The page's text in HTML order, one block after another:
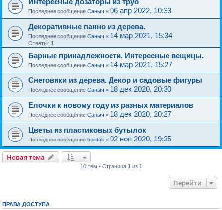
Интересные дозаторы из труб
Последнее сообщение Саныч « 06 апр 2022, 10:33
Декоративные панно из дерева.
Последнее сообщение Саныч « 14 мар 2021, 15:34
Ответы: 1
Барные принадлежности. Интересные вещицы.
Последнее сообщение Саныч « 14 мар 2021, 15:27
Снеговики из дерева. Декор и садовые фигуры
Последнее сообщение Саныч « 18 дек 2020, 20:30
Елочки к новому году из разных материалов
Последнее сообщение Саныч « 18 дек 2020, 20:27
Цветы из пластиковых бутылок
Последнее сообщение berdck « 02 ноя 2020, 19:35
Новая тема
10 тем • Страница 1 из 1
Перейти
ПРАВА ДОСТУПА